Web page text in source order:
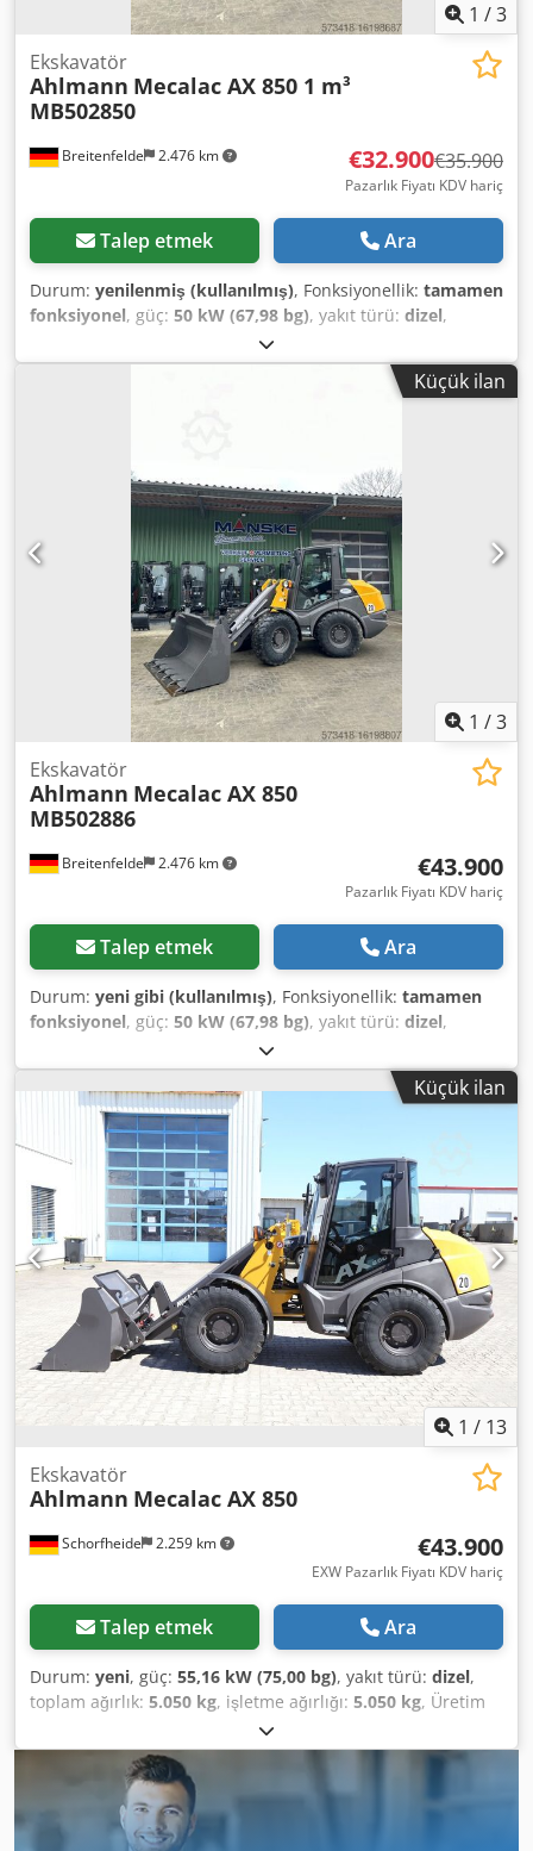
1 /3
Breitenfelde 2.476 km
Ekskavatör
Ahlmann Mecalac AX 850 1 m³
MB502850
€32.900€35.900
Pazarlık Fiyatı KDV hariç
Talep etmek Ara
Durum: yenilenmiş (kullanılmış), Fonksiyonellik: tamamen
fonksiyonel, güç: 50 kW (67,98 bg), yakıt türü: dizel,
, lastik boyutu:
hacmi:1 m³, Üretim yılı:2023, çalışma saatleri:800 h,
UVV güvenlik kontrolü, arka toplama ünitesi,
hidroliği, 1'inci ek devre için hidrolik kaplinler, Djdpfx
Aetrna Usmnowa Grammer rahat koltuk, Mitas 405/70 R18
lastikler, Kapaklı saklama kutusu, Arka çalışma lambaları,
Radyo hazırlığı, hidrolik hızlı bağlantı elemanı, Kaynaklı
kesme kenarlı ve dolayısıyla 1 metreküplük standart kova,
Küçük ilan
1 /3
Breitenfelde 2.476 km
Ekskavatör
Ahlmann Mecalac AX 850
MB502886
€43.900
Pazarlık Fiyatı KDV hariç
Talep etmek Ara
Durum: yeni gibi (kullanılmış), Fonksiyonellik: tamamen
fonksiyonel, güç: 50 kW (67,98 bg), yakıt türü: dizel,
, lastik boyutu:
Üretim yılı:2023, çalışma saatleri:150 h, Donanım:UVV
güvenlik kontrolü, arka toplama ünitesi, ek farlar,
hidrolik, kabin, palet çatalları, standart kepçe
Kademesi V, 20. km/sürüm, Sürekli devre yardımcı
hidroliği, 1'inci ek devre için hidrolik kaplinler, Grammer
rahat koltuk, Mitas 405/70 R18 lastikler, Kapaklı saklama
kutusu, Arka çalışma lambaları, Radyo hazırlığı, hidrolik
hızlı bağlantı elemanı, Kaynaklı kesme kenarlı ve
dolayısıyla 1 metreküplük standart kova, palet çatalı
Dwedpotrnf Dsfx Amnja
Küçük ilan
1 / 13
Schorfheide 2.259 km
Ekskavatör
Ahlmann Mecalac AX 850
€43.900
EXW Pazarlık Fiyatı KDV hariç
Talep etmek Ara
Durum: yeni, güç: 55,16 kW (75,00 bg), yakıt türü: dizel,
toplam ağırlık: 5.050 kg, işletme ağırlığı: 5.050 kg, Üretim
1 h, makine/araç numarası:
685239865, Donanım:4'ü 1 arada kepçe, UVV güvenlik
kontrolü, her tahrikli, kabin, palet çatalları, standart
, MECALAC-AHLMANN AX850 Ağırlık: 5050 kg
Genişlik: 1.850 mm Kova hacmi 0,85 m³ kesicili veya dişli